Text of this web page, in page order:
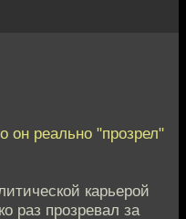
он реально "прозрел"
карьерой
раз прозревал за